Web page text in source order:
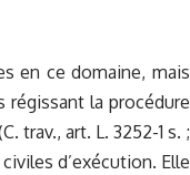
en ce domaine, mais
régissant la procédure
trav., art. L. 3252-1 s. ;
d’exécution. Elle